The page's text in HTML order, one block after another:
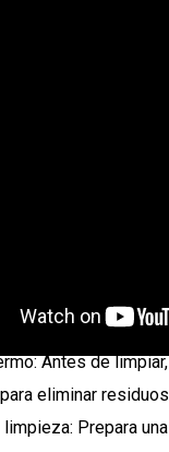
Antes de
eliminar
Prepara